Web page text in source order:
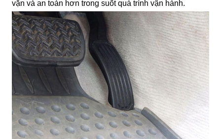
vặn và an toàn hơn trong suốt quá trình vận hành.